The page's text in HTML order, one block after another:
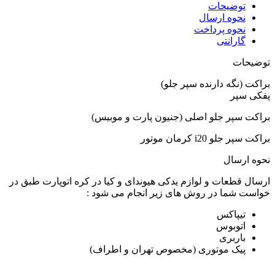
توضیحات
نحوه ارسال
نحوه پرداخت
گارانتی
توضیحات
براکت (نگه دارنده سپر جلو)
پفکی سپر
براکت سپر جلو اصلی (جنیون پارت و موبیس)
براکت سپر جلو i20 کرمان موتور
نحوه ارسال
ارسال قطعات و لوازم یدکی هیوندای و کیا در کره اتوپارت طبق در
خواست شما در روش های زیر انجام می شود :
تیپاکس
اتوبوس
باربری
پیک موتوری (مخصوص تهران و اطراف)